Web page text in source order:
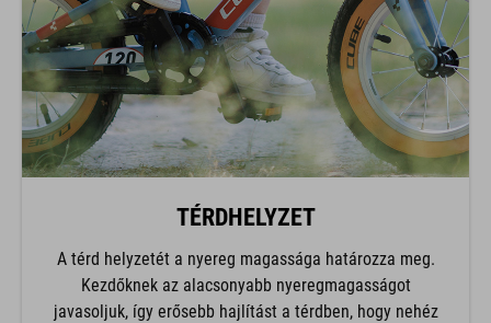
TÉRDHELYZET
A térd helyzetét a nyereg magassága határozza meg.
Kezdőknek az alacsonyabb nyeregmagasságot
javasoljuk, így erősebb hajlítást a térdben, hogy nehéz